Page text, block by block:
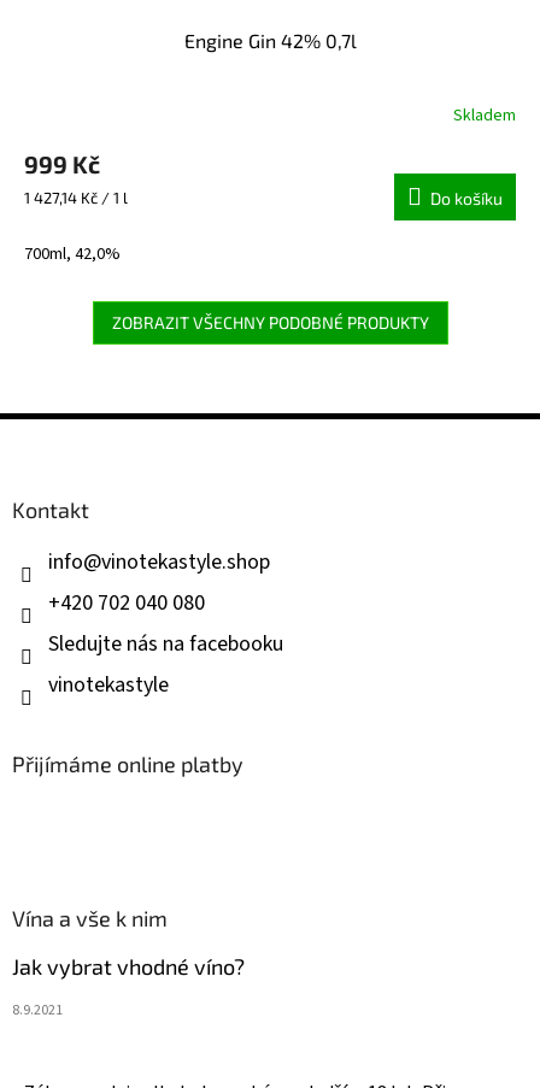
Engine Gin 42% 0,7l
Skladem
999 Kč
Měrná
1 427,14 Kč / 1 l Do košíku
700ml, 42,0%
ZOBRAZIT VŠECHNY PODOBNÉ PRODUKTY
Z
Kontakt
info@vinotekastyle.shop
+420 702 040 080
Sledujte nás na facebooku
vinotekastyle
Přijímáme online platby
Vína a vše k nim
Jak vybrat vhodné víno?
8.9.2021